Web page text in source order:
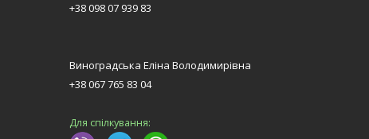
+38 098 07 939 83
Виноградська Еліна Володимирівна
+38 067 765 83 04
Для спілкування: